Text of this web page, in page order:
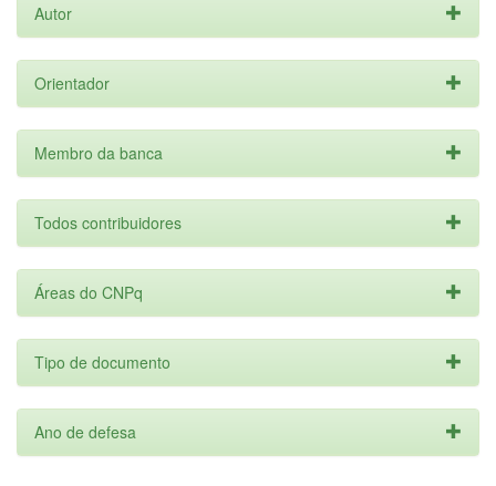
Autor
Orientador
Membro da banca
Todos contribuidores
Áreas do CNPq
Tipo de documento
Ano de defesa